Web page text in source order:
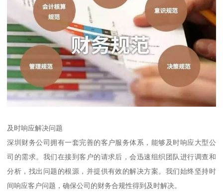
及时响应解决问题
深圳财务公司拥有一套完善的客户服务体系，能够及时响应大型公
司的需求。我们在接到客户的请求后，会迅速组织团队进行调查和
分析，找出问题的根源，并提供有效的解决方案。我们始终坚持时
间响应客户问题，确保公司的财务合规性得到及时解决。